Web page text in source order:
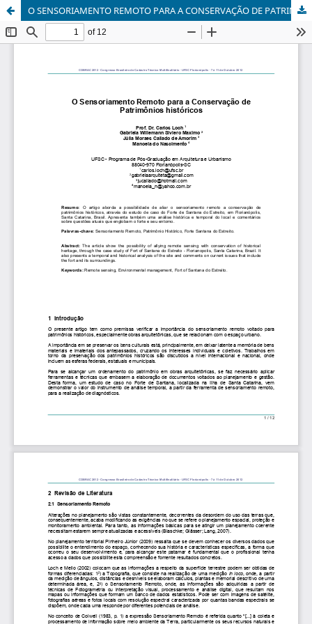
O SENSORIAMENTO REMOTO PARA A CONSERVAÇÃO DE PATRIMÔNIOS HISTÓRICOS